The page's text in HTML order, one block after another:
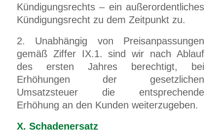
Kündigungsrechts – ein außerordentliches
Kündigungsrecht zu dem Zeitpunkt zu.
2. Unabhängig von Preisanpassungen
gemäß Ziffer IX.1. sind wir nach Ablauf
des ersten Jahres berechtigt, bei
Erhöhungen der gesetzlichen
Umsatzsteuer die entsprechende
Erhöhung an den Kunden weiterzugeben.
X. Schadenersatz